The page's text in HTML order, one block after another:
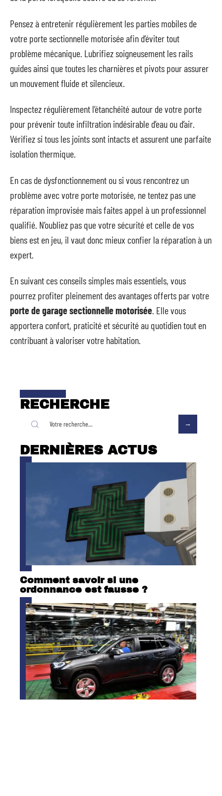
Pensez à entretenir régulièrement les parties mobiles de
votre porte sectionnelle motorisée afin d’éviter tout
problème mécanique. Lubrifiez soigneusement les rails
guides ainsi que toutes les charnières et pivots pour assurer
un mouvement fluide et silencieux.
Inspectez régulièrement l’étanchéité autour de votre porte
pour prévenir toute infiltration indésirable d’eau ou d’air.
Vérifiez si tous les joints sont intacts et assurent une parfaite
isolation thermique.
En cas de dysfonctionnement ou si vous rencontrez un
problème avec votre porte motorisée, ne tentez pas une
réparation improvisée mais faites appel à un professionnel
qualifié. N’oubliez pas que votre sécurité et celle de vos
biens est en jeu, il vaut donc mieux confier la réparation à un
expert.
En suivant ces conseils simples mais essentiels, vous
pourrez profiter pleinement des avantages offerts par votre
porte de garage sectionnelle motorisée. Elle vous
apportera confort, praticité et sécurité au quotidien tout en
contribuant à valoriser votre habitation.
RECHERCHE
DERNIÈRES ACTUS
Comment savoir si une
ordonnance est fausse ?